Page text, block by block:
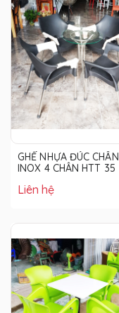
GHẾ NHỰA ĐÚC CHÂN
INOX 4 CHÂN HTT 35
Liên hệ